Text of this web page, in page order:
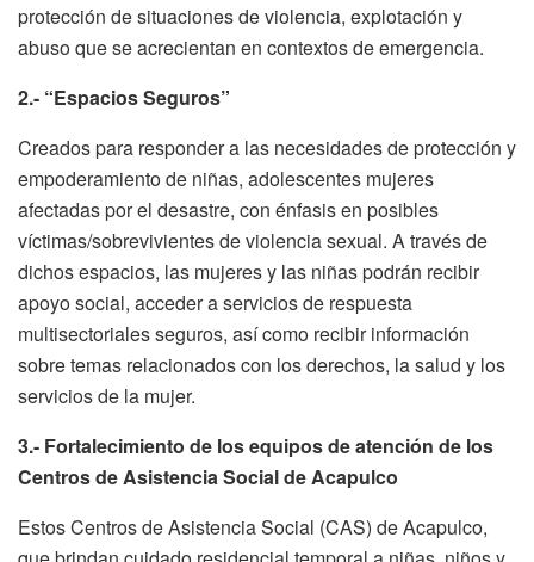
protección de situaciones de violencia, explotación y
abuso que se acrecientan en contextos de emergencia.
2.- “Espacios Seguros”
Creados para responder a las necesidades de protección y
empoderamiento de niñas, adolescentes mujeres
afectadas por el desastre, con énfasis en posibles
víctimas/sobrevivientes de violencia sexual. A través de
dichos espacios, las mujeres y las niñas podrán recibir
apoyo social, acceder a servicios de respuesta
multisectoriales seguros, así como recibir información
sobre temas relacionados con los derechos, la salud y los
servicios de la mujer.
3.- Fortalecimiento de los equipos de atención de los
Centros de Asistencia Social de Acapulco
Estos Centros de Asistencia Social (CAS) de Acapulco,